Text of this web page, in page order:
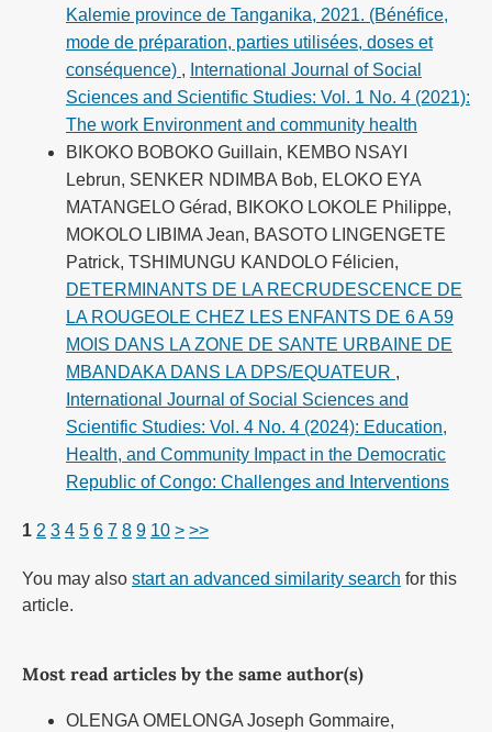
Kalemie province de Tanganika, 2021. (Bénéfice,
mode de préparation, parties utilisées, doses et
conséquence) , International Journal of Social
Sciences and Scientific Studies: Vol. 1 No. 4 (2021):
The work Environment and community health
BIKOKO BOBOKO Guillain, KEMBO NSAYI
Lebrun, SENKER NDIMBA Bob, ELOKO EYA
MATANGELO Gérad, BIKOKO LOKOLE Philippe,
MOKOLO LIBIMA Jean, BASOTO LINGENGETE
Patrick, TSHIMUNGU KANDOLO Félicien,
DETERMINANTS DE LA RECRUDESCENCE DE
LA ROUGEOLE CHEZ LES ENFANTS DE 6 A 59
MOIS DANS LA ZONE DE SANTE URBAINE DE
MBANDAKA DANS LA DPS/EQUATEUR ,
International Journal of Social Sciences and
Scientific Studies: Vol. 4 No. 4 (2024): Education,
Health, and Community Impact in the Democratic
Republic of Congo: Challenges and Interventions
1 2 3 4 5 6 7 8 9 10 > >>
You may also start an advanced similarity search for this
article.
Most read articles by the same author(s)
OLENGA OMELONGA Joseph Gommaire,